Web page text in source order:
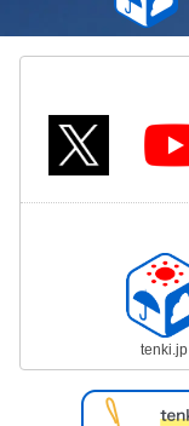
tenki.jp